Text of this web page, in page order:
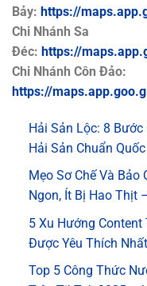
Bảy: https://
Chi Nhánh Sa
Đéc: https://
Chi Nhánh Côn Đảo:
https://
Hải Sản Lộc: 8
Hải Sản Chuẩn
Mẹo Sơ Chế Và Bảo
Ngon, Ít Bị Hao Thịt
5 Xu Hướng
Được Yêu Thích Nhất
Top 5 Công Thức